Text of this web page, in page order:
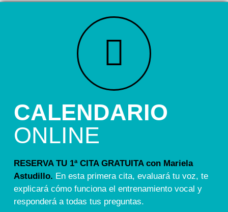
CALENDARIO
ONLINE
RESERVA TU 1ª CITA GRATUITA con Mariela
Astudillo. En esta primera cita, evaluará tu voz, te
explicará cómo funciona el entrenamiento vocal y
responderá a todas tus preguntas.